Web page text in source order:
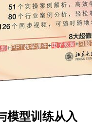
模型训练从入